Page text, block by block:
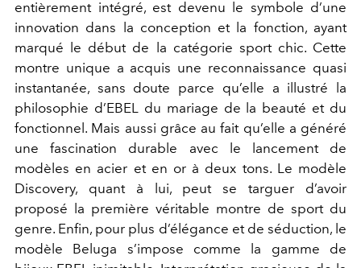
entièrement intégré, est devenu le symbole d’une
innovation dans la conception et la fonction, ayant
marqué le début de la catégorie sport chic. Cette
montre unique a acquis une reconnaissance quasi
instantanée, sans doute parce qu’elle a illustré la
philosophie d’EBEL du mariage de la beauté et du
fonctionnel. Mais aussi grâce au fait qu’elle a généré
une fascination durable avec le lancement de
modèles en acier et en or à deux tons. Le modèle
Discovery, quant à lui, peut se targuer d’avoir
proposé la première véritable montre de sport du
genre. Enfin, pour plus d’élégance et de séduction, le
modèle Beluga s’impose comme la gamme de